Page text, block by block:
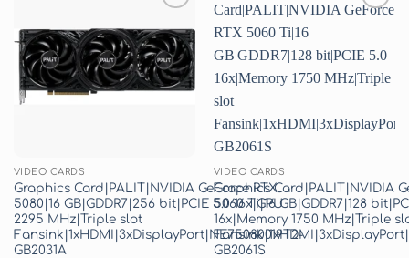
alla lista
dei
desideri
VIDEO CARDS
Graphics Card|PALIT|NVIDIA GeForce RTX
5080|16 GB|GDDR7|256 bit|PCIE 5.0 16x|GPU
2295 MHz|Triple slot
Fansink|1xHDMI|3xDisplayPort|NE75080019T2-
GB2031A
desideri
VIDEO CARDS
Graphics Card|PALIT|NVIDIA
5060 Ti|16 GB|GDDR7|128
16x|Memory 1750 MHz|Triple
GB2061S